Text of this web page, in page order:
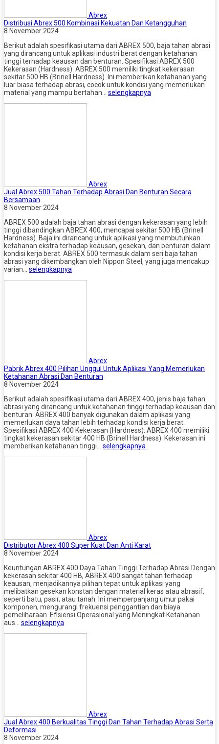
Abrex
Distribusi Abrex 500 Kombinasi Kekuatan Dan Ketangguhan
8 November 2024
Berikut adalah spesifikasi utama dari ABREX 500, baja tahan abrasi
yang dirancang untuk aplikasi industri berat dengan ketahanan
tinggi terhadap keausan dan benturan. Spesifikasi ABREX 500
Kekerasan (Hardness): ABREX 500 memiliki tingkat kekerasan
sekitar 500 HB (Brinell Hardness). Ini memberikan ketahanan yang
luar biasa terhadap abrasi, cocok untuk kondisi yang memerlukan
material yang mampu bertahan… selengkapnya
Abrex
Jual Abrex 500 Tahan Terhadap Abrasi Dan Benturan Secara
Bersamaan
8 November 2024
ABREX 500 adalah baja tahan abrasi dengan kekerasan yang lebih
tinggi dibandingkan ABREX 400, mencapai sekitar 500 HB (Brinell
Hardness). Baja ini dirancang untuk aplikasi yang membutuhkan
ketahanan ekstra terhadap keausan, gesekan, dan benturan dalam
kondisi kerja berat. ABREX 500 termasuk dalam seri baja tahan
abrasi yang dikembangkan oleh Nippon Steel, yang juga mencakup
varian… selengkapnya
Abrex
Pabrik Abrex 400 Pilihan Unggul Untuk Aplikasi Yang Memerlukan
Ketahanan Abrasi Dan Benturan
8 November 2024
Berikut adalah spesifikasi utama dari ABREX 400, jenis baja tahan
abrasi yang dirancang untuk ketahanan tinggi terhadap keausan dan
benturan. ABREX 400 banyak digunakan dalam aplikasi yang
memerlukan daya tahan lebih terhadap kondisi kerja berat.
Spesifikasi ABREX 400 Kekerasan (Hardness): ABREX 400 memiliki
tingkat kekerasan sekitar 400 HB (Brinell Hardness). Kekerasan ini
memberikan ketahanan tinggi… selengkapnya
Abrex
Distributor Abrex 400 Super Kuat Dan Anti Karat
8 November 2024
Keuntungan ABREX 400 Daya Tahan Tinggi Terhadap Abrasi Dengan
kekerasan sekitar 400 HB, ABREX 400 sangat tahan terhadap
keausan, menjadikannya pilihan tepat untuk aplikasi yang
melibatkan gesekan konstan dengan material keras atau abrasif,
seperti batu, pasir, atau tanah. Ini memperpanjang umur pakai
komponen, mengurangi frekuensi penggantian dan biaya
pemeliharaan. Efisiensi Operasional yang Meningkat Ketahanan
aus… selengkapnya
Abrex
Jual Abrex 400 Berkualitas Tinggi Dan Tahan Terhadap Abrasi Serta
Deformasi
8 November 2024